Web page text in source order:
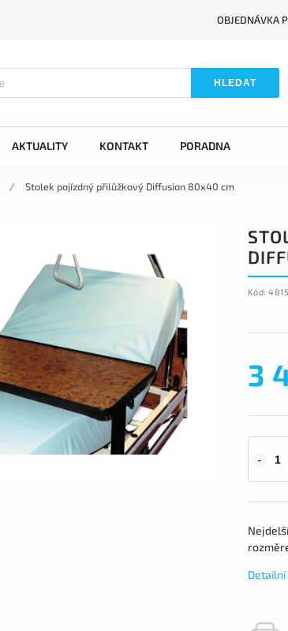
OBJEDNÁVKA
HLEDAT
AKTUALITY KONTAKT PORADNA
/ Stolek pojízdný přilůžkový Diffusion 80x40 cm
Kód: 4815
3